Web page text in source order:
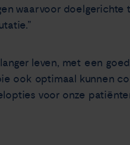
waarvoor doelgerichte
leven, met een
ook optimaal kunnen
voor onze